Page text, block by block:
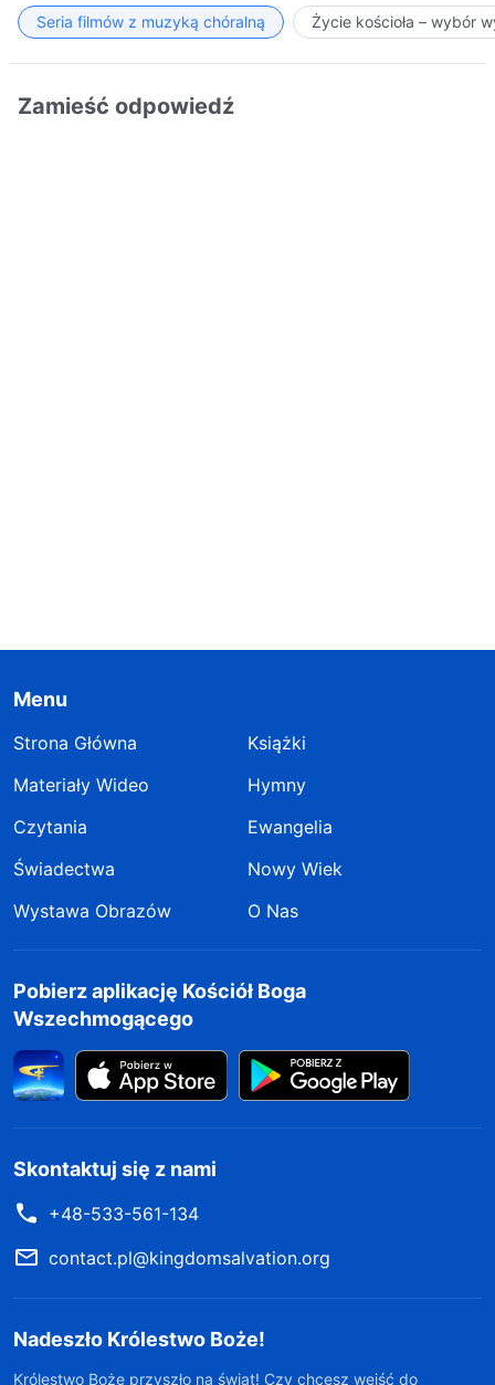
Seria filmów z muzyką chóralną Życie kościoła – wybór
Zamieść odpowiedź
Menu
Strona Główna
Książki
Materiały Wideo
Hymny
Czytania
Ewangelia
Świadectwa
Nowy Wiek
Wystawa Obrazów
O Nas
Pobierz aplikację Kościół Boga
Wszechmogącego
Skontaktuj się z nami
+48-533-561-134
contact.pl@kingdomsalvation.org
Nadeszło Królestwo Boże!
Królestwo Boże przyszło na świat! Czy chcesz wejść do